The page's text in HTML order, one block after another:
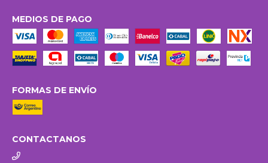
MEDIOS DE PAGO
FORMAS DE ENVÍO
CONTACTANOS